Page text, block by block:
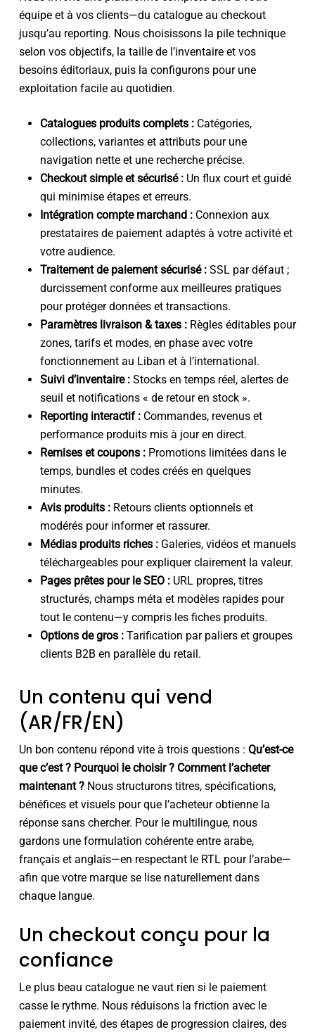
équipe et à vos clients—du catalogue au checkout
jusqu’au reporting. Nous choisissons la pile technique
selon vos objectifs, la taille de l’inventaire et vos
besoins éditoriaux, puis la configurons pour une
exploitation facile au quotidien.
Catalogues produits complets :Catégories,
collections, variantes et attributs pour une
navigation nette et une recherche précise.
Checkout simple et sécurisé :Un flux court et guidé
qui minimise étapes et erreurs.
Intégration compte marchand :Connexion aux
prestataires de paiement adaptés à votre activité et
votre audience.
Traitement de paiement sécurisé :SSL par défaut ;
durcissement conforme aux meilleures pratiques
pour protéger données et transactions.
Paramètres livraison & taxes :Règles éditables pour
zones, tarifs et modes, en phase avec votre
fonctionnement au Liban et à l’international.
Suivi d’inventaire :Stocks en temps réel, alertes de
seuil et notifications « de retour en stock ».
Reporting interactif :Commandes, revenus et
performance produits mis à jour en direct.
Remises et coupons :Promotions limitées dans le
temps, bundles et codes créés en quelques
minutes.
Avis produits :Retours clients optionnels et
modérés pour informer et rassurer.
Médias produits riches :Galeries, vidéos et manuels
téléchargeables pour expliquer clairement la valeur.
Pages prêtes pour le SEO :URL propres, titres
structurés, champs méta et modèles rapides pour
tout le contenu—y compris les fiches produits.
Options de gros :Tarification par paliers et groupes
clients B2B en parallèle du retail.
Un contenu qui vend
(AR/FR/EN)
Un bon contenu répond vite à trois questions : Qu’est-ce
que c’est ? Pourquoi le choisir ? Comment l’acheter
maintenant ?Nous structurons titres, spécifications,
bénéfices et visuels pour que l’acheteur obtienne la
réponse sans chercher. Pour le multilingue, nous
gardons une formulation cohérente entre arabe,
français et anglais—en respectant le RTL pour l’arabe—
afin que votre marque se lise naturellement dans
chaque langue.
Un checkout conçu pour la
confiance
Le plus beau catalogue ne vaut rien si le paiement
casse le rythme. Nous réduisons la friction avec le
paiement invité, des étapes de progression claires, des